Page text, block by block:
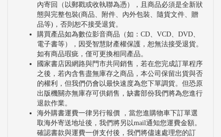
成為姚老師寫生的對象，也是藝術創作的活水泉源兼
具傳統與現代繪畫表現能力，跨越東方與西方藝術思
維的姚淑芬，正是在充分掌握各種藝術特性之後，以
多義語彙並陳的創作模式，高奏異質雜混卻隱然共譜
和諧的旋律，作品呈現獨特新鮮的情調，從她的創作
手法，可以探得其運用之妙。
最後，老師認為人因夢想而偉大。「人生有夢，築夢
踏實」，老師始終相信「事在人為」、「心中的願望
內寄回（以郵戳或收執聯為憑），且商品必須是全新狀
態與完整包裝(商品、附件、內外包裝、隨貨文件、贈
品等)，否則恕不接受退貨。
購買產品如為數位影音商品（如：CD、VCD、DVD、
電子書等），因受智慧財產權保護，恕無法接受退貨。
如有商品瑕疵，僅可更換相同產品。
國家書店因網路與門市共同銷售，若在您完成訂單程序
之後，若內含售盡無庫存之商品，本公司保留出貨與否
的權利，但我們仍會以最快速度為您下單調貨。但恐原
出版機關亦無庫存可供銷售，缺書部份我們將為您進行
退款作業。
海外購書運費一律另行報價 ，當您進購物車下訂單選
取海外寄送地址後，我們將另以mail通知您運費金額。
確認書款與運費一併支付後，我們將儘速處理您的訂